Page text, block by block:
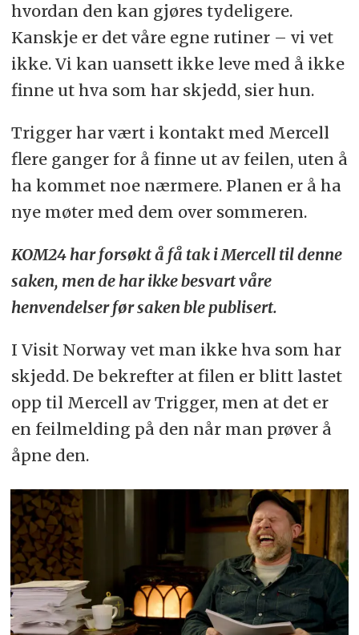
hvordan den kan gjøres tydeligere.
Kanskje er det våre egne rutiner – vi vet
ikke. Vi kan uansett ikke leve med å ikke
finne ut hva som har skjedd, sier hun.
Trigger har vært i kontakt med Mercell
flere ganger for å finne ut av feilen, uten å
ha kommet noe nærmere. Planen er å ha
nye møter med dem over sommeren.
KOM24 har forsøkt å få tak i Mercell til denne
saken, men de har ikke besvart våre
henvendelser før saken ble publisert.
I Visit Norway vet man ikke hva som har
skjedd. De bekrefter at filen er blitt lastet
opp til Mercell av Trigger, men at det er
en feilmelding på den når man prøver å
åpne den.